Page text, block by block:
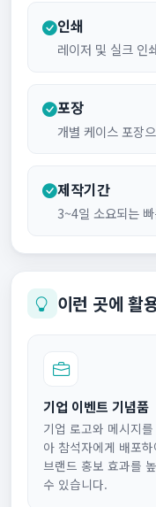
인쇄
레이저 및 실크 인
포장
개별 케이스 포장
제작기간
3~4일 소요되는
이런 곳에 활
기업 이벤트 기념품
기업 로고와 메시지를
아 참석자에게 배포하
브랜드 홍보 효과를
수 있습니다.